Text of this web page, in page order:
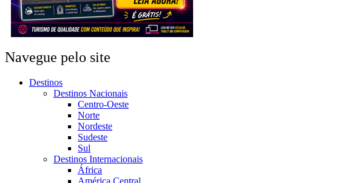
Navegue pelo site
Destinos
Destinos Nacionais
Centro-Oeste
Norte
Nordeste
Sudeste
Sul
Destinos Internacionais
África